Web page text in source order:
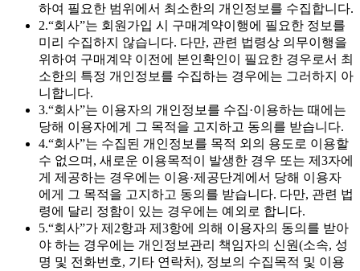
하여 필요한 범위에서 최소한의 개인정보를 수집합니다.
2.“회사”는 회원가입 시 구매계약이행에 필요한 정보를
미리 수집하지 않습니다. 다만, 관련 법령상 의무이행을
위하여 구매계약 이전에 본인확인이 필요한 경우로서 최
소한의 특정 개인정보를 수집하는 경우에는 그러하지 아
니합니다.
3.“회사”는 이용자의 개인정보를 수집·이용하는 때에는
당해 이용자에게 그 목적을 고지하고 동의를 받습니다.
4.“회사”는 수집된 개인정보를 목적 외의 용도로 이용할
수 없으며, 새로운 이용목적이 발생한 경우 또는 제3자에
게 제공하는 경우에는 이용·제공단계에서 당해 이용자
에게 그 목적을 고지하고 동의를 받습니다. 다만, 관련 법
령에 달리 정함이 있는 경우에는 예외로 합니다.
5.“회사”가 제2항과 제3항에 의해 이용자의 동의를 받아
야 하는 경우에는 개인정보관리 책임자의 신원(소속, 성
명 및 전화번호, 기타 연락처), 정보의 수집목적 및 이용